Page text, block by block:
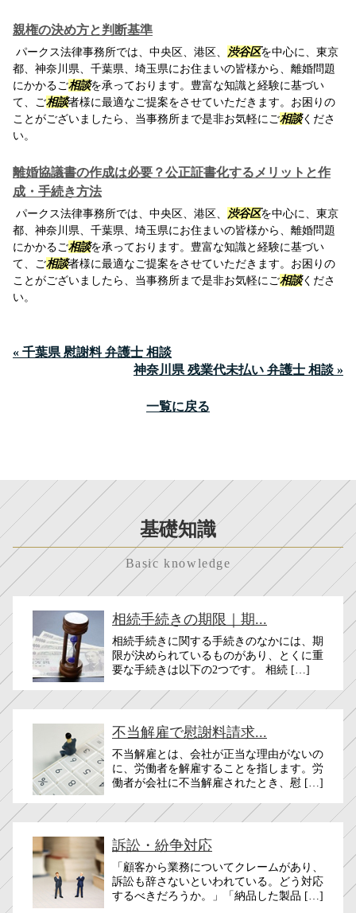
親権の決め方と判断基準
パークス法律事務所では、中央区、港区、 渋谷区を中心に、東京
都、神奈川県、千葉県、埼玉県にお住まいの皆様から、離婚問題
にかかるご相談を承っております。豊富な知識と経験に基づい
て、ご相談者様に最適なご提案をさせていただきます。お困りの
ことがございましたら、当事務所まで是非お気軽にご相談くださ
い。
離婚協議書の作成は必要？公正証書化するメリットと作
成・手続き方法
パークス法律事務所では、中央区、港区、 渋谷区を中心に、東京
都、神奈川県、千葉県、埼玉県にお住まいの皆様から、離婚問題
にかかるご相談を承っております。豊富な知識と経験に基づい
て、ご相談者様に最適なご提案をさせていただきます。お困りの
ことがございましたら、当事務所まで是非お気軽にご相談くださ
い。
« 千葉県 慰謝料 弁護士 相談
神奈川県 残業代未払い 弁護士 相談 »
一覧に戻る
基礎知識
Basic knowledge
相続手続きの期限｜期...
相続手続きに関する手続きのなかには、期
限が決められているものがあり、とくに重
要な手続きは以下の2つです。 相続 […]
不当解雇で慰謝料請求...
不当解雇とは、会社が正当な理由がないの
に、労働者を解雇することを指します。労
働者が会社に不当解雇されたとき、慰 […]
訴訟・紛争対応
「顧客から業務についてクレームがあり、
訴訟も辞さないといわれている。どう対応
するべきだろうか。」「納品した製品 […]